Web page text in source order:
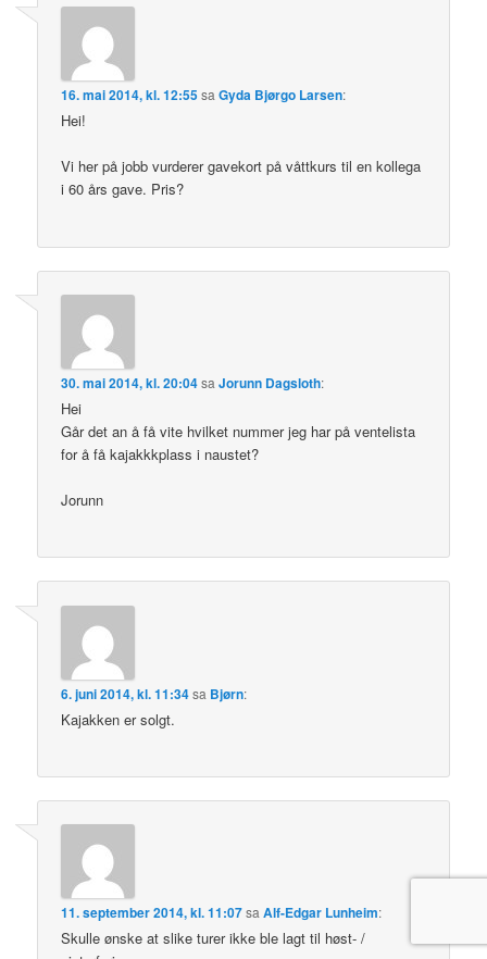
16. mai 2014, kl. 12:55sa Gyda Bjørgo Larsen:
Hei!
Vi her på jobb vurderer gavekort på våttkurs til en kollega
i 60 års gave. Pris?
30. mai 2014, kl. 20:04sa Jorunn Dagsloth:
Hei
Går det an å få vite hvilket nummer jeg har på ventelista
for å få kajakkkplass i naustet?
Jorunn
6. juni 2014, kl. 11:34sa Bjørn:
Kajakken er solgt.
11. september 2014, kl. 11:07sa Alf-Edgar Lunheim:
Skulle ønske at slike turer ikke ble lagt til høst- /